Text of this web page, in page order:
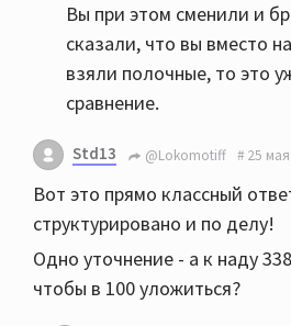
Вы при этом сменили и
сказали, что вы вместо
взяли полочные, то это
сравнение.
Std13 @Lokomotiff 25
Вот это прямо классный
структурировано и по делу!
Одно уточнение - а к наду
чтобы в 100 уложиться?